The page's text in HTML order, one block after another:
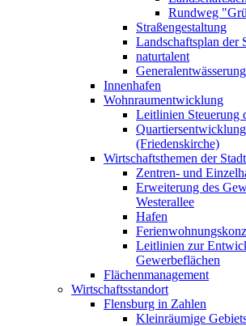
Rundweg
Straßengestaltung
Landschaftsplan der
naturtalent
Innenhafen
Wohnraumentwicklung
Leitlinien Steuerung
(Friedenskirche)
Wirtschaftsthemen der
Zentren- und
Erweiterung des
Westerallee
Hafen
Leitlinien zur
Gewerbeflächen
Flächenmanagement
Wirtschaftsstandort
Flensburg in Zahlen
Kleinräumige